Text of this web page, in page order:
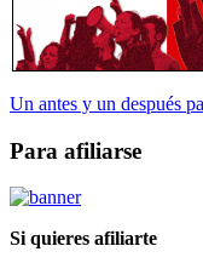
Un antes y un después
Para afiliarse
Si quieres afiliarte